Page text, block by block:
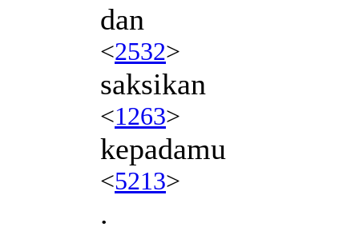
dan
<2532>
saksikan
<1263>
kepadamu
<5213>
.